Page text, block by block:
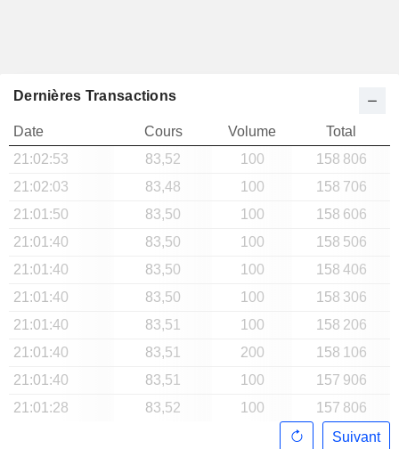
Dernières Transactions
Date Cours Volume
Total
21:02:53
83,52 100
158 806
21:02:03
83,48 100
158 706
21:01:50
83,50 100
158 606
21:01:40
83,50 100
158 506
21:01:40
83,50 100
158 406
21:01:40
83,50 100
158 306
21:01:40
83,51 100
158 206
21:01:40
83,51 200
158 106
21:01:40
83,51 100
157 906
21:01:28
83,52 100
157 806
Suivant